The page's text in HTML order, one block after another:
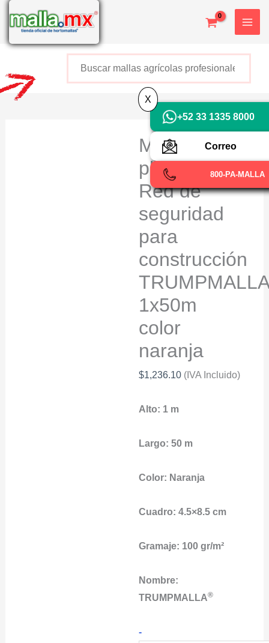
contenido
Malla
plástica,
Red de
seguridad
para
construcción
1x50m
color
naranja
$1,236.10 (IVA Incluido)
Alto: 1 m
Largo: 50 m
Color: Naranja
Cuadro: 4.5×8.5 cm
Gramaje: 100 gr/m²
Nombre:
TRUMPMALLA®
-Malla
+52 800 726 2552
+52 33 1335 8000
Correo
800-PA-MALLA
X